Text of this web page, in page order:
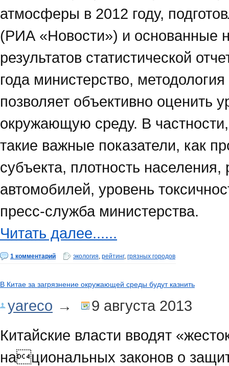
атмосферы в 2012 году,
(РИА «Новости») и основанные
результатов статистической
года министерство,
позволяет объективно оценить
окружающую среду. В
такие важные показатели, как
субъекта, плотность
автомобилей, уровень
пресс-служба министерства.
Читать далее......
1 комментарий экология, рейтинг, грязных городов
В Китае за загрязнение окружающей среды будут казнить
yareco →
9 августа 2013
Китайские власти вводят
национальных законов о